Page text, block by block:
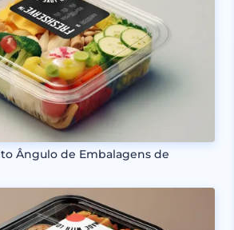
Ângulo de Embalagens de